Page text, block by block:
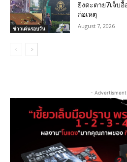
ข่าวเด่นรอบวัน
ยิงดะตาย7เจ็บ
ก่อเหตุ
August 7, 2026
-